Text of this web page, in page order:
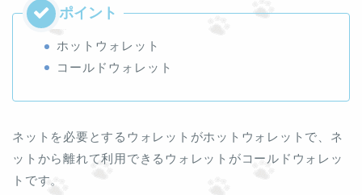
ホットウォレット
コールドウォレット
ネットを必要とするウォレットがホットウォレットで、ネ
ットから離れて利用できるウォレットがコールドウォレッ
トです。